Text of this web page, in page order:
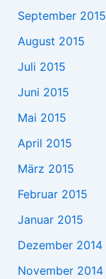
September 2015
August 2015
Juli 2015
Juni 2015
Mai 2015
April 2015
März 2015
Februar 2015
Januar 2015
Dezember 2014
November 2014